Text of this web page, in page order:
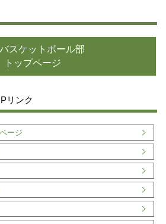
スケットボール部
トップページ
リンク
ージ